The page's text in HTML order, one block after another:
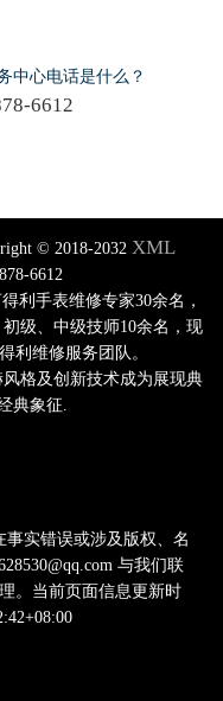
中心电话是什么？
6612
© 2018-2032 XML
6612
利手表维修专家30余名，
级、中级技师10余名，现
利维修服务团队。
格及创新技术成为展现典
典象征.
实错误或涉及版权、名
与我们联
。当前页面信息更新时